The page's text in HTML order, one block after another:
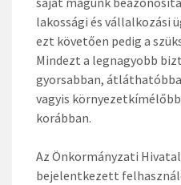
lakossági és vállalkozási
ezt követően pedig a
Mindezt a legnagyobb
gyorsabban,
vagyis
korábban.
Az Önkormányzati
bejelentkezett